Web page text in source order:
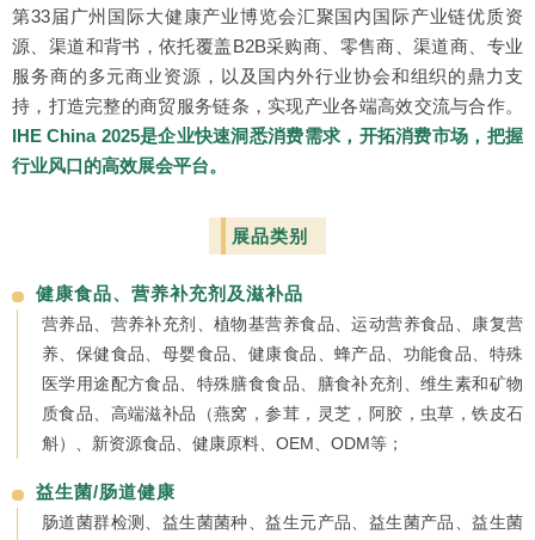
第33届广州国际大健康产业博览会汇聚国内国际产业链优质资
源、渠道和背书，依托覆盖B2B采购商、零售商、渠道商、专业
服务商的多元商业资源，以及国内外行业协会和组织的鼎力支
持，打造完整的商贸服务链条，实现产业各端高效交流与合作。
IHE China 2025是企业快速洞悉消费需求，开拓消费市场，把握
行业风口的高效展会平台。
展品类别
健康食品、营养补充剂及滋补品
营养品、营养补充剂、植物基营养食品、运动营养食品、康复营
养、保健食品、母婴食品、健康食品、蜂产品、功能食品、特殊
医学用途配方食品、特殊膳食食品、膳食补充剂、维生素和矿物
质食品、高端滋补品（燕窝，参茸，灵芝，阿胶，虫草，铁皮石
斛）、新资源食品、健康原料、OEM、ODM等；
益生菌/肠道健康
肠道菌群检测、益生菌菌种、益生元产品、益生菌产品、益生菌